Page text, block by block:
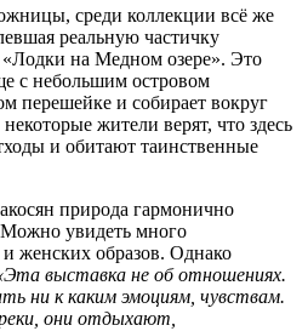
среди коллекции всё же
реальную частичку
на Медном озере». Это
с небольшим островом
перешейке и собирает вокруг
жители верят, что здесь
и обитают таинственные
природа гармонично
Можно увидеть много
женских образов. Однако
выставка не об отношениях.
ни к каким эмоциям, чувствам.
они отдыхают,